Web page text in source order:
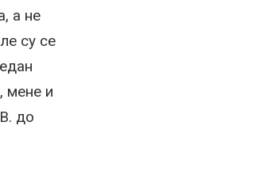
а не
су се
мене и
до